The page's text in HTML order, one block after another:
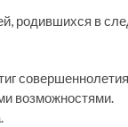
родившихся в
возможностями.